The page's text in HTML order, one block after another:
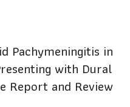
Pachymeningitis in
with Dural
Report and Review